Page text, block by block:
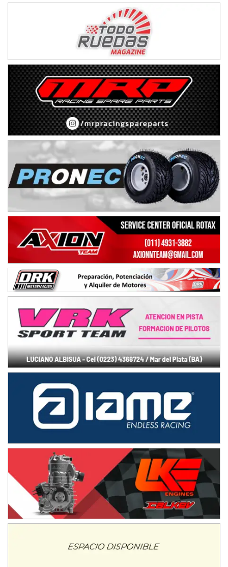
Baradero (Buenos Aires)
Ciudad de Trenque Lauquen (Asfalto)
Trenque Lauquen (Buenos Aires)
ENTRERRIANO - F6 (POSTERGADA)
Parque de la Velocidad (Asfalto)
Villaguay (Entre Ríos)
VICTORIENSE - F7
El Cerro (Tierra)
Victoria (Entre Ríos)
PATAGONICO - F6
Moto Club Reginense (Tierra)
Gral. E. Godoy (Río Negro)
CSK - F7
Juventud Unida (Tierra)
Humboldt (Santa Fe)
NORESTE SANTAFESINO - F6
Ciudad de Avellaneda (Asfalto)
Avellaneda (Santa Fe)
SUR SANTAFESINO - F4
Rufino (Santa Fe)
TUCUMANO - F5
El Timbó (Tucumán)